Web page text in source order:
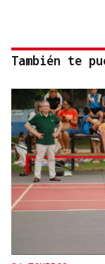
También te